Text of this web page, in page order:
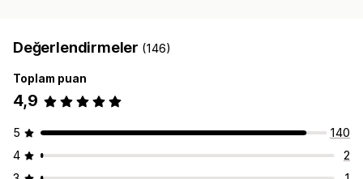
Değerlendirmeler (146)
Toplam puan
4,9
5
140
4
2